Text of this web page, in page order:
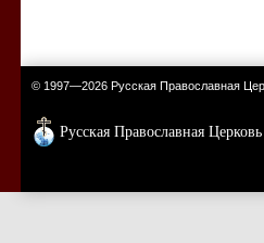
© 1997—2026 Русская Православная
Русская Православная Церковь